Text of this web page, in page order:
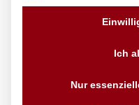
Ich
Nur